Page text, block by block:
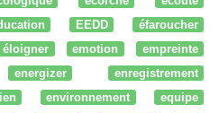
EEDD
éfaroucher
éloigner emotion
empreinte
energizer
enregistrement
environnement
equipe